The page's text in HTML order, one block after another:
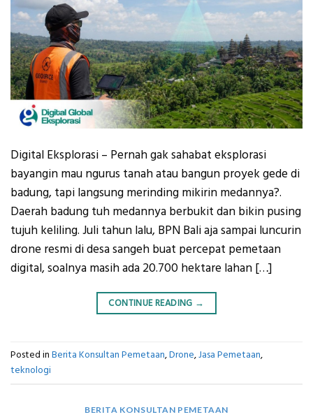
Digital Eksplorasi – Pernah gak sahabat eksplorasi
bayangin mau ngurus tanah atau bangun proyek gede di
badung, tapi langsung merinding mikirin medannya?.
Daerah badung tuh medannya berbukit dan bikin pusing
tujuh keliling. Juli tahun lalu, BPN Bali aja sampai luncurin
drone resmi di desa sangeh buat percepat pemetaan
digital, soalnya masih ada 20.700 hektare lahan […]
CONTINUE READING →
Posted in Berita Konsultan Pemetaan,Drone,Jasa Pemetaan,
teknologi
BERITA KONSULTAN PEMETAAN